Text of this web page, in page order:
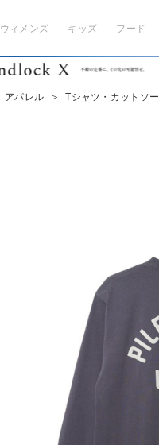
ウィメンズ キッズ フード
アパレル ＞ Tシャツ・カットソー